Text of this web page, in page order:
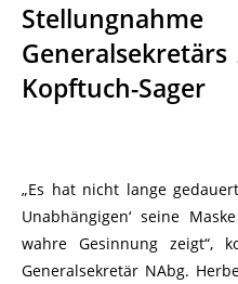
Kopftuch-Sager
„Es hat nicht lange
Unabhängigen‘ seine
wahre Gesinnung zeigt“,
Generalsekretär NAbg.